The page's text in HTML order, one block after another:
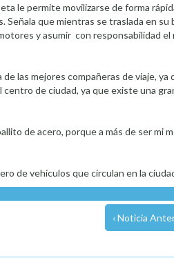
le permite movilizarse de forma
Señala que mientras se traslada en
y asumir con responsabilidad
de las mejores compañeras de viaje,
de ciudad, ya que existe una
de acero, porque a más de ser mi
de vehículos que circulan en la
‹ Noticia